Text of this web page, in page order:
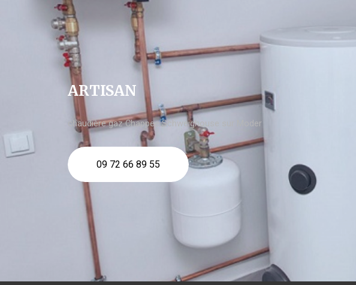
ARTISAN
chaudière gaz Chappee Schweighouse sur Moder
09 72 66 89 55